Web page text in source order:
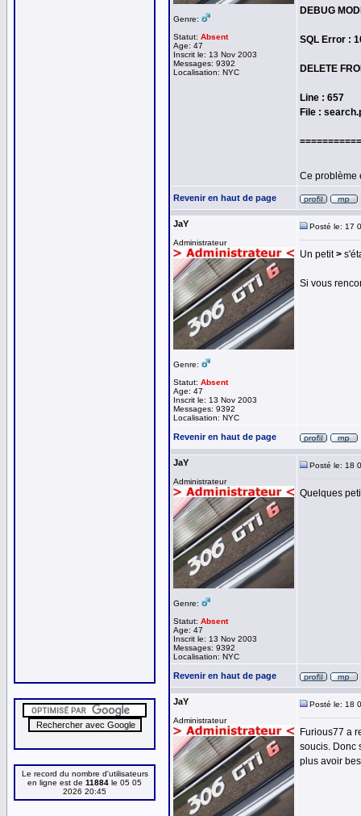
Le record du nombre d'utilisateurs
en ligne est de 11884 le 05 05
2026 20:45
Genre:
Statut: Absent
Age: 47
Inscrit le: 13 Nov 2003
Messages: 9392
Localisation: NYC
DEBUG
SQL Error :
DELETE
Line : 657
File :
Ce problème
Revenir en haut de page
JaY
Administrateur
Genre:
Statut: Absent
Age: 47
Inscrit le: 13 Nov 2003
Messages: 9392
Localisation: NYC
Posté le: 17
Un petit>
Si vous
Revenir en haut de page
JaY
Administrateur
Genre:
Statut: Absent
Age: 47
Inscrit le: 13 Nov 2003
Messages: 9392
Localisation: NYC
Posté le: 18
Quelques
Revenir en haut de page
JaY
Administrateur
Posté le: 18
Furious77 a
soucis. Donc
plus avoir